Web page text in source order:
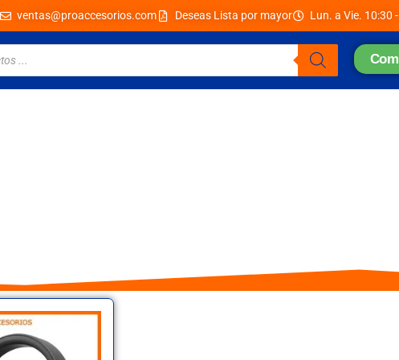
ventas@proaccesorios.com Deseas Lista por mayor Lun. a Vie. 10:30